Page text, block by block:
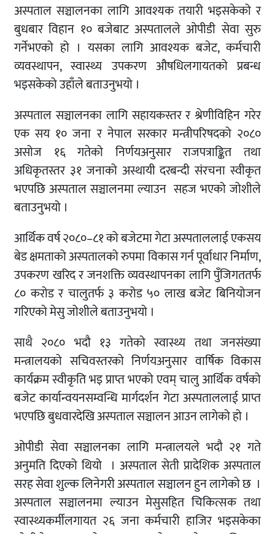
अस्पताल सञ्चालनका लागि आवश्यक तयारी भइसकेको र
बुधबार विहान १० बजेबाट अस्पतालले ओपीडी सेवा सुरु
गर्नेभएको हो । यसका लागि आवश्यक बजेट, कर्मचारी
व्यवस्थापन, स्वास्थ्य उपकरण औषधिलगायतको प्रबन्ध
भइसकेको उहाँले बताउनुभयो ।
अस्पताल सञ्चालनका लागि सहायकस्तर र श्रेणीविहिन गरेर
एक सय १० जना र नेपाल सरकार मन्त्रीपरिषदको २०८०
असोज १६ गतेको निर्णयअनुसार राजपत्राङ्कित तथा
अधिकृतस्तर ३१ जनाको अस्थायी दरबन्दी संरचना स्वीकृत
भएपछि अस्पताल सञ्चालनमा ल्याउन सहज भएको जोशीले
बताउनुभयो ।
आर्थिक वर्ष २०८०–८१ को बजेटमा गेटा अस्पताललाई एकसय
बेड क्षमताको अस्पतालको रुपमा विकास गर्न पूर्वाधार निर्माण,
उपकरण खरिद र जनशक्ति व्यवस्थापनका लागि पुँजिगततर्फ
८० करोड र चालुतर्फ ३ करोड ५० लाख बजेट बिनियोजन
गरिएको मेसु जोशीले बताउनुभयो ।
साथै २०८० भदौ १३ गतेको स्वास्थ्य तथा जनसंख्या
मन्त्रालयको सचिवस्तरको निर्णयअनुसार वार्षिक विकास
कार्यक्रम स्वीकृति भइ प्राप्त भएको एवम् चालु आर्थिक वर्षको
बजेट कार्यान्वयनसम्वन्धि मार्गदर्शन गेटा अस्पताललाई प्राप्त
भएपछि बुधवारदेखि अस्पताल सञ्चालन आउन लागेको हो ।
ओपीडी सेवा सञ्चालनका लागि मन्त्रालयले भदौ २१ गते
अनुमति दिएको थियो । अस्पताल सेती प्रादेशिक अस्पताल
सरह सेवा शुल्क लिनेगरी अस्पताल सञ्चालन हुन लागेको छ ।
अस्पताल सञ्चालनमा ल्याउन मेसुसहित चिकित्सक तथा
स्वास्थ्यकर्मीलगायत २६ जना कर्मचारी हाजिर भइसकेका